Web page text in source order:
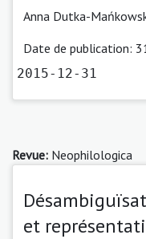
Anna Dutka-
Date de publication:
2015-12-31
Revue: Neophilologica
et